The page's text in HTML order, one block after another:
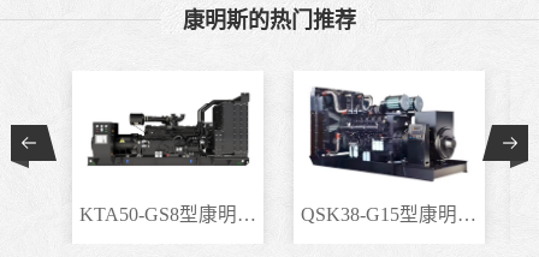
康明斯的热门推荐
KTA50-GS8型康明斯柴.. QSK38-G15型康明斯柴..